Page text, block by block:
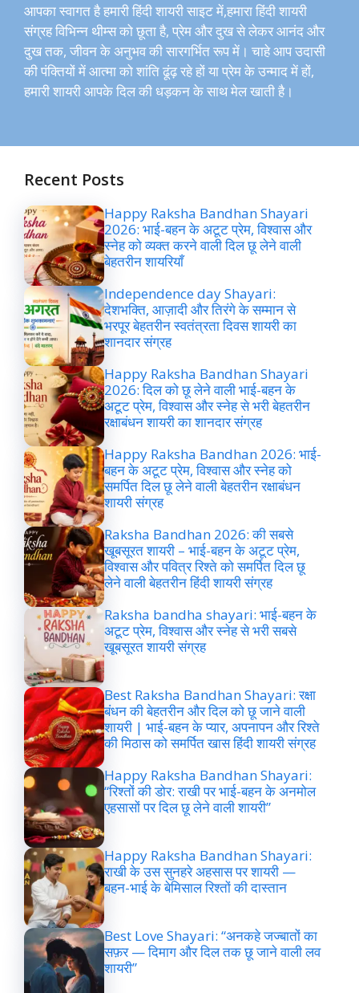
आपका स्वागत है हमारी हिंदी शायरी साइट में,हमारा हिंदी शायरी
संग्रह विभिन्न थीम्स को छूता है, प्रेम और दुख से लेकर आनंद और
दुख तक, जीवन के अनुभव की सारगर्भित रूप में। चाहे आप उदासी
की पंक्तियों में आत्मा को शांति ढूंढ़ रहे हों या प्रेम के उन्माद में हों,
हमारी शायरी आपके दिल की धड़कन के साथ मेल खाती है।
Recent Posts
Happy Raksha Bandhan Shayari
2026: भाई-बहन के अटूट प्रेम, विश्वास और
स्नेह को व्यक्त करने वाली दिल छू लेने वाली
बेहतरीन शायरियाँ
Independence day Shayari:
देशभक्ति, आज़ादी और तिरंगे के सम्मान से
भरपूर बेहतरीन स्वतंत्रता दिवस शायरी का
शानदार संग्रह
Happy Raksha Bandhan Shayari
2026: दिल को छू लेने वाली भाई-बहन के
अटूट प्रेम, विश्वास और स्नेह से भरी बेहतरीन
रक्षाबंधन शायरी का शानदार संग्रह
Happy Raksha Bandhan 2026: भाई-
बहन के अटूट प्रेम, विश्वास और स्नेह को
समर्पित दिल छू लेने वाली बेहतरीन रक्षाबंधन
शायरी संग्रह
Raksha Bandhan 2026: की सबसे
खूबसूरत शायरी – भाई-बहन के अटूट प्रेम,
विश्वास और पवित्र रिश्ते को समर्पित दिल छू
लेने वाली बेहतरीन हिंदी शायरी संग्रह
Raksha bandha shayari: भाई-बहन के
अटूट प्रेम, विश्वास और स्नेह से भरी सबसे
खूबसूरत शायरी संग्रह
Best Raksha Bandhan Shayari: रक्षा
बंधन की बेहतरीन और दिल को छू जाने वाली
शायरी | भाई-बहन के प्यार, अपनापन और रिश्ते
की मिठास को समर्पित खास हिंदी शायरी संग्रह
Happy Raksha Bandhan Shayari:
“रिश्तों की डोर: राखी पर भाई-बहन के अनमोल
एहसासों पर दिल छू लेने वाली शायरी”
Happy Raksha Bandhan Shayari:
राखी के उस सुनहरे अहसास पर शायरी —
बहन-भाई के बेमिसाल रिश्तों की दास्तान
Best Love Shayari: “अनकहे जज्बातों का
सफ़र — दिमाग और दिल तक छू जाने वाली लव
शायरी”